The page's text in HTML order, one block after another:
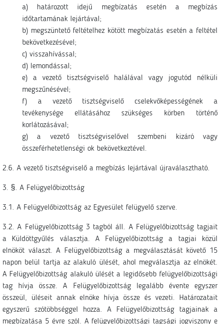
a) határozott idejű megbízatás esetén a megbízás
időtartamának lejártával;
b) megszüntető feltételhez kötött megbízatás esetén a feltétel
bekövetkezésével;
c) visszahívással;
d) lemondással;
e) a vezető tisztségviselő halálával vagy jogutód nélküli
megszűnésével;
f) a vezető tisztségviselő cselekvőképességének a
tevékenysége ellátásához szükséges körben történő
korlátozásával;
g) a vezető tisztségviselővel szembeni kizáró vagy
összeférhetetlenségi ok bekövetkeztével.
2.6. A vezető tisztségviselő a megbízás lejártával újraválasztható.
3. §. A Felügyelőbizottság
3.1. A Felügyelőbizottság az Egyesület felügyelő szerve.
3.2. A Felügyelőbizottság 3 tagból áll. A Felügyelőbizottság tagjait
a Küldöttgyűlés választja. A Felügyelőbizottság a tagjai közül
elnököt választ. A Felügyelőbizottság a megválasztását követő 15
napon belül tartja az alakuló ülését, ahol megválasztja az elnökét.
A Felügyelőbizottság alakuló ülését a legidősebb felügyelőbizottsági
tag hívja össze. A Felügyelőbizottság legalább évente egyszer
összeül, üléseit annak elnöke hívja össze és vezeti. Határozatait
egyszerű szótöbbséggel hozza. A Felügyelőbizottság tagjainak a
megbízatása 5 évre szól. A felügyelőbizottsági tagsági jogviszony e